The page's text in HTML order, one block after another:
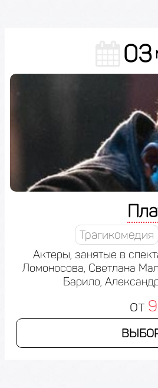
03
Трагикомедия
Актеры, занятые в
Ломоносова, Светлана
Барило,
от